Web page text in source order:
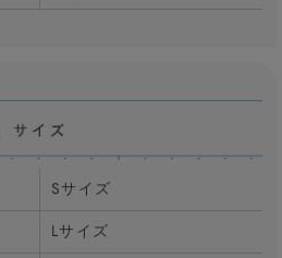
Sサイズ
Lサイズ